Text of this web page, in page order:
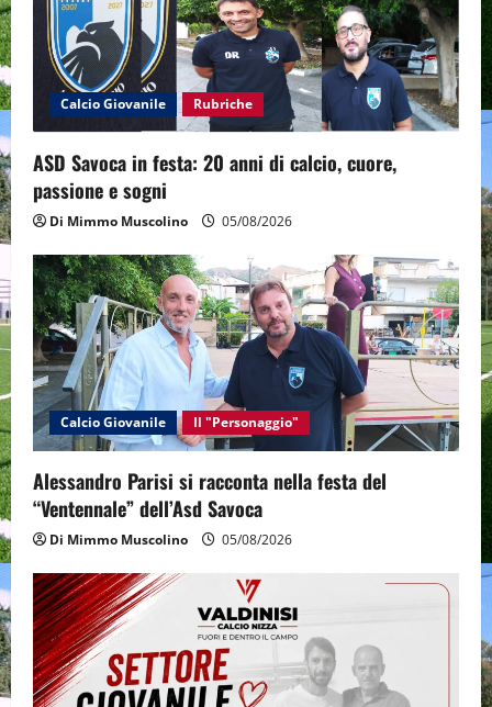
n
Calcio Giovanile Rubriche
ASD Savoca in festa: 20 anni di calcio, cuore,
passione e sogni
Di Mimmo Muscolino 05/08/2026
Calcio Giovanile Il "Personaggio"
Alessandro Parisi si racconta nella festa del
“Ventennale” dell’Asd Savoca
Di Mimmo Muscolino 05/08/2026